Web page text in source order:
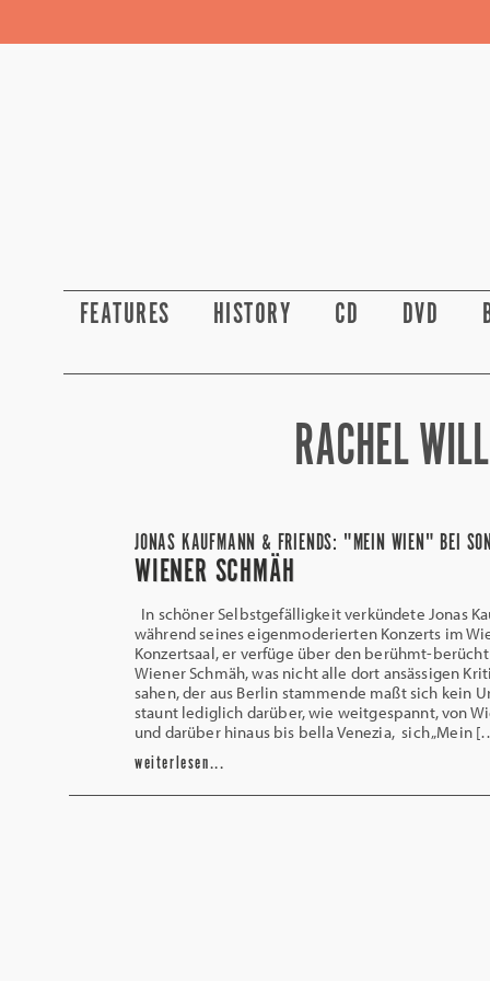
FEATURES HISTORY CD DVD
RACHEL
JONAS KAUFMANN & FRIENDS: "MEIN WIEN" BEI
WIENER SCHMÄH
In schöner Selbstgefälligkeit verkündete Jonas
während seines eigenmoderierten Konzerts im
Konzertsaal, er verfüge über den berühmt-
Wiener Schmäh, was nicht alle dort ansässigen
sahen, der aus Berlin stammende maßt sich kein
staunt lediglich darüber, wie weitgespannt, von
und darüber hinaus bis bella Venezia, sich „Mein
weiterlesen...